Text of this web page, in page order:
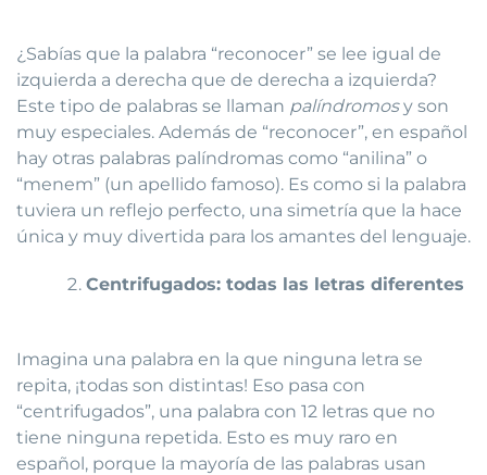
¿Sabías que la palabra “reconocer” se lee igual de
izquierda a derecha que de derecha a izquierda?
Este tipo de palabras se llaman palíndromosy son
muy especiales. Además de “reconocer”, en español
hay otras palabras palíndromas como “anilina” o
“menem” (un apellido famoso). Es como si la palabra
tuviera un reflejo perfecto, una simetría que la hace
única y muy divertida para los amantes del lenguaje.
Centrifugados: todas las letras diferentes
Imagina una palabra en la que ninguna letra se
repita, ¡todas son distintas! Eso pasa con
“centrifugados”, una palabra con 12 letras que no
tiene ninguna repetida. Esto es muy raro en
español, porque la mayoría de las palabras usan